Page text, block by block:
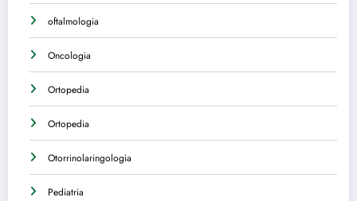
oftalmologia
Oncologia
Ortopedia
Ortopedia
Otorrinolaringologia
Pediatria